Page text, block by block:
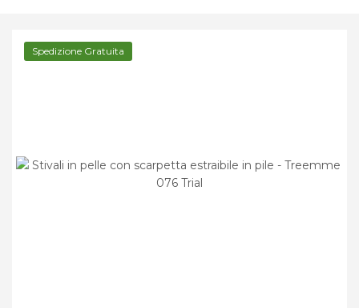
Spedizione Gratuita